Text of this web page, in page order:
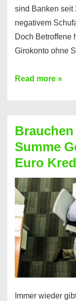
sind Banken seit
negativem
Doch Betroffene
Girokonto ohne
Günstiges
Geht
das
überhaupt?
Na
klar!
Read more »
Summe
Euro
Immer wieder